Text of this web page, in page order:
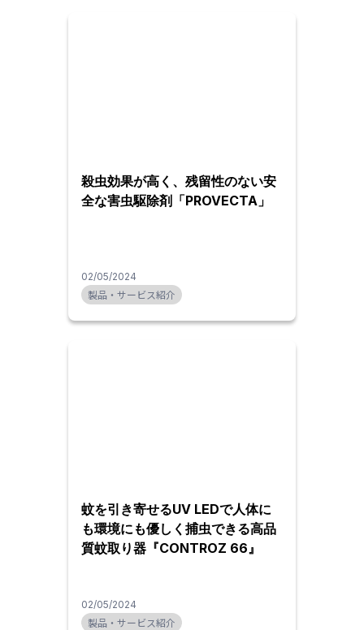
殺虫効果が高く、残留性のない安
全な害虫駆除剤「PROVECTA」
02/05/2024
製品・サービス紹介
蚊を引き寄せるUV LEDで人体に
も環境にも優しく捕虫できる高品
質蚊取り器『CONTROZ 66』
02/05/2024
製品・サービス紹介